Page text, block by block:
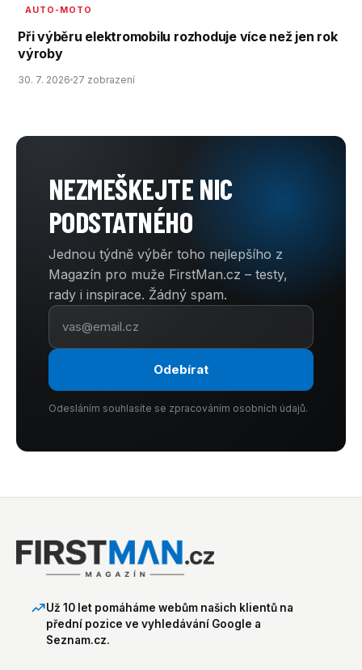
AUTO-MOTO
Při výběru elektromobilu rozhoduje více než jen rok
výroby
30. 7. 2026 27 zobrazení
NEZMEŠKEJTE NIC
PODSTATNÉHO
Jednou týdně výběr toho nejlepšího z
Magazín pro muže FirstMan.cz – testy,
rady i inspirace. Žádný spam.
Odebírat
Odesláním souhlasíte se zpracováním osobních údajů.
Už 10 let pomáháme webům našich klientů na
přední pozice ve vyhledávání Google a
Seznam.cz.